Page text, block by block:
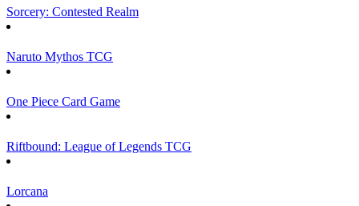
Sorcery: Contested Realm
Naruto Mythos TCG
One Piece Card Game
Riftbound: League of Legends TCG
Lorcana